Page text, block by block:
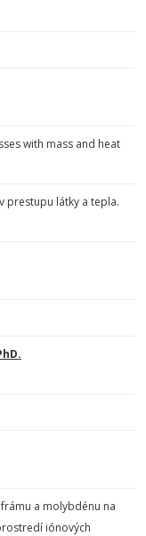
with mass and heat
prestupu látky a tepla.
a molybdénu na
iónových